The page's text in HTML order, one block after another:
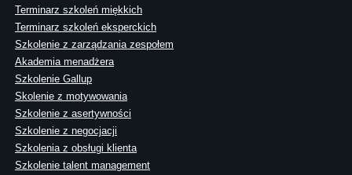
Terminarz szkoleń miękkich
Terminarz szkoleń eksperckich
Szkolenie z zarządzania zespołem
Akademia menadżera
Szkolenie Gallup
Skolenie z motywowania
Szkolenie z asertywności
Szkolenie z negocjacji
Szkolenia z obsługi klienta
Szkolenie talent management